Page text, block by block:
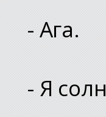
- Ага.
- Я